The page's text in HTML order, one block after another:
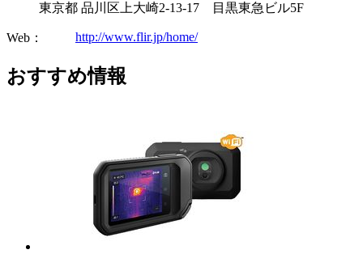
東京都 品川区上大崎2-13-17 目黒東急ビル5F
Web： http://www.flir.jp/home/
おすすめ情報